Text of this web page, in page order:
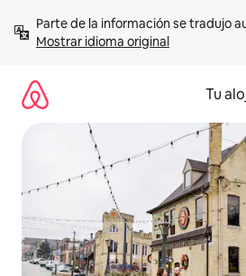
contenidoMostrar idioma original
Tu